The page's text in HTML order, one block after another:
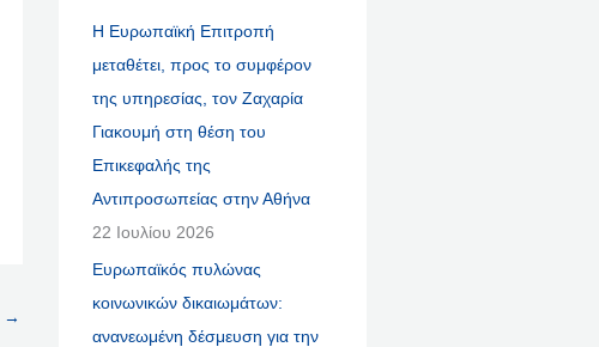
→
Η Ευρωπαϊκή Επιτροπή
μεταθέτει, προς το συμφέρον
της υπηρεσίας, τον Ζαχαρία
Γιακουμή στη θέση του
Επικεφαλής της
Αντιπροσωπείας στην Αθήνα
22 Ιουλίου 2026
Ευρωπαϊκός πυλώνας
κοινωνικών δικαιωμάτων:
ανανεωμένη δέσμευση για την